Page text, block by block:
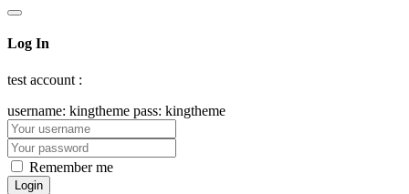
Log In
test account :
username: kingtheme pass: kingtheme
Remember me